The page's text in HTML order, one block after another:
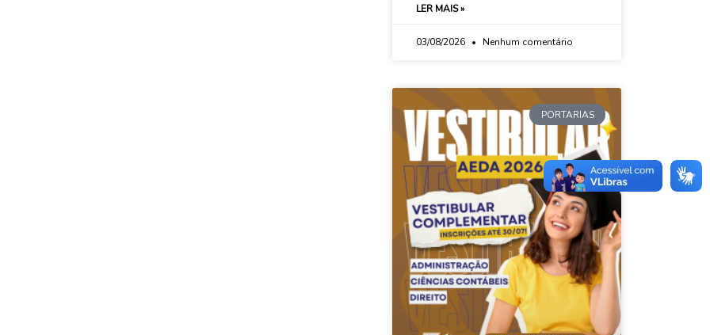
LER MAIS »
03/08/2026 Nenhum comentário
PORTARIAS